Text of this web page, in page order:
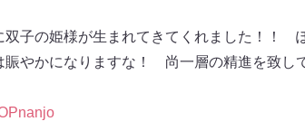
双子の姫様が生まれてきてくれました！
やかになりますな！ 尚一層の精進を致し